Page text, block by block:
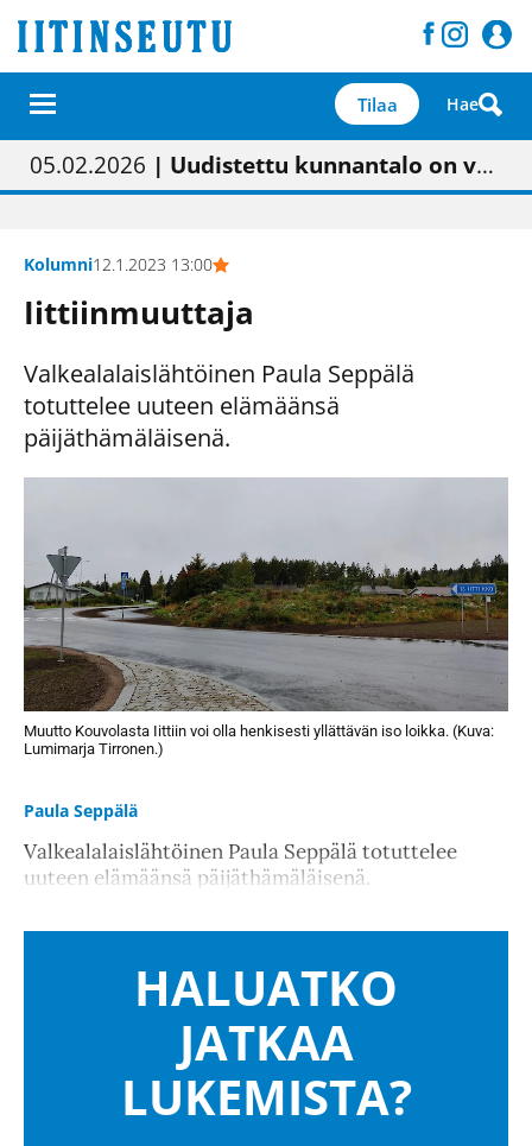
Tilaa Hae
01.02.2026 | Painon vaihtumisen pitäisi näkyä hieman parempana painojäljen laatuna lehdessä
05.02.2026 | Uudistettu kunnantalo on valoisa
23.04.2026 | “Olemme käynnistämässä uudelleen keskustavisiotyön”
09.05.2026| "Maalla on totuttu elämään omavaraisemmin kuin kaupungissa"
Kolumni12.1.2023 13:00
Iittiinmuuttaja
Valkealalaislähtöinen Paula Seppälä
totuttelee uuteen elämäänsä
päijäthämäläisenä.
Muutto Kouvolasta Iittiin voi olla henkisesti yllättävän iso loikka. (Kuva:
Lumimarja Tirronen.)
Paula Seppälä
Valkealalaislähtöinen Paula Seppälä totuttelee
uuteen elämäänsä päijäthämäläisenä.
HALUATKO
JATKAA
LUKEMISTA?